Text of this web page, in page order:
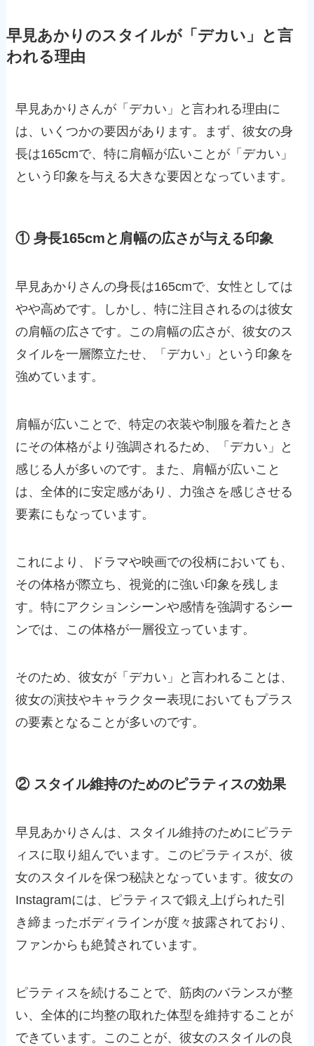
早見あかりのスタイルが「デカい」と言
われる理由
早見あかりさんが「デカい」と言われる理由に
は、いくつかの要因があります。まず、彼女の身
長は165cmで、特に肩幅が広いことが「デカい」
という印象を与える大きな要因となっています。
① 身長165cmと肩幅の広さが与える印象
早見あかりさんの身長は165cmで、女性としては
やや高めです。しかし、特に注目されるのは彼女
の肩幅の広さです。この肩幅の広さが、彼女のス
タイルを一層際立たせ、「デカい」という印象を
強めています。
肩幅が広いことで、特定の衣装や制服を着たとき
にその体格がより強調されるため、「デカい」と
感じる人が多いのです。また、肩幅が広いこと
は、全体的に安定感があり、力強さを感じさせる
要素にもなっています。
これにより、ドラマや映画での役柄においても、
その体格が際立ち、視覚的に強い印象を残しま
す。特にアクションシーンや感情を強調するシー
ンでは、この体格が一層役立っています。
そのため、彼女が「デカい」と言われることは、
彼女の演技やキャラクター表現においてもプラス
の要素となることが多いのです。
② スタイル維持のためのピラティスの効果
早見あかりさんは、スタイル維持のためにピラテ
ィスに取り組んでいます。このピラティスが、彼
女のスタイルを保つ秘訣となっています。彼女の
Instagramには、ピラティスで鍛え上げられた引
き締まったボディラインが度々披露されており、
ファンからも絶賛されています。
ピラティスを続けることで、筋肉のバランスが整
い、全体的に均整の取れた体型を維持することが
できています。このことが、彼女のスタイルの良